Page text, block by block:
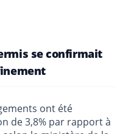
se confirmait
ont été
de 3,8% par rapport à